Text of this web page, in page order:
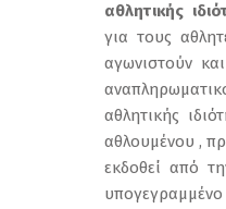
αθλητικής
για τους
αγωνιστούν
αθλητικής
αθλουμένου ,
εκδοθεί από